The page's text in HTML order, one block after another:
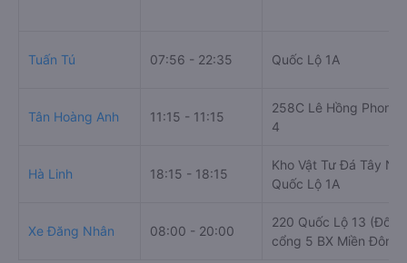
Tuấn Tú 07:56 - 22:35 Quốc Lộ 1A
Tân Hoàng Anh 11:15 - 11:15
258C Lê Hồng
4
Hà Linh 18:15 - 18:15
Kho Vật Tư Đá Tây
Quốc Lộ 1A
Xe Đăng Nhân 08:00 - 20:00
220 Quốc Lộ 13 (Đối
cổng 5 BX Miền Đông